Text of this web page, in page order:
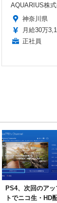
AQUARIUS株
神奈川県
月給30万
正社員
PS4、次回のア
トでニコ生・HD